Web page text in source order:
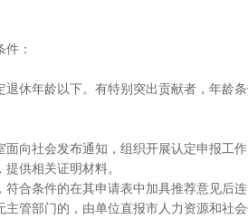
：
年龄以下。有特别突出贡献者，年龄条
向社会发布通知，组织开展认定申报工作
供相关证明材料。
条件的在其申请表中加具推荐意见后
管部门的，由单位直报市人力资源和社会